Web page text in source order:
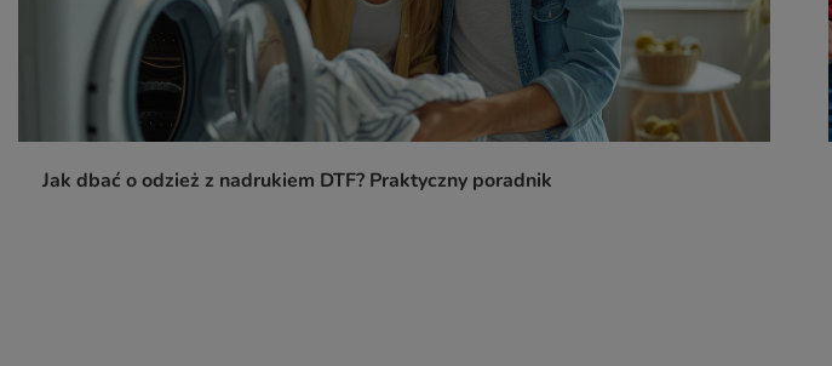
Jak dbać o odzież z nadrukiem DTF? Praktyczny poradnik